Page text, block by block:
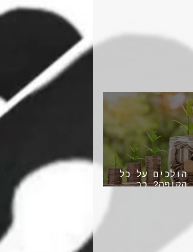
הולכים על כל
הקופה? כך